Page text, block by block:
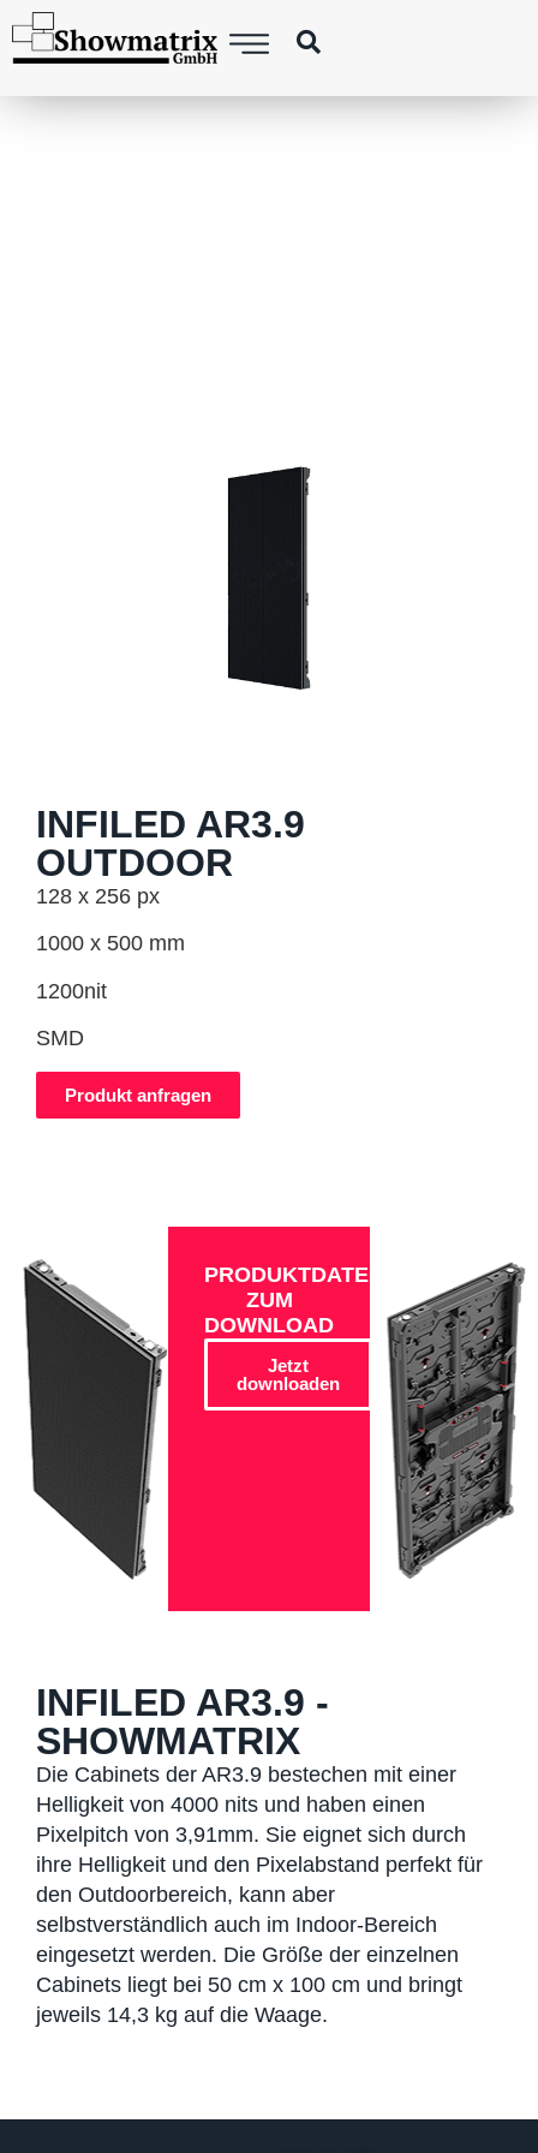
INFILED AR3.9
OUTDOOR
128 x 256 px
1000 x 500 mm
1200nit
SMD
Produkt anfragen
PRODUKTDATEN
ZUM
DOWNLOAD
Jetzt
downloaden
INFILED AR3.9 -
SHOWMATRIX
Die Cabinets der AR3.9 bestechen mit einer
Helligkeit von 4000 nits und haben einen
Pixelpitch von 3,91mm. Sie eignet sich durch
ihre Helligkeit und den Pixelabstand perfekt für
den Outdoorbereich, kann aber
selbstverständlich auch im Indoor-Bereich
eingesetzt werden. Die Größe der einzelnen
Cabinets liegt bei 50 cm x 100 cm und bringt
jeweils 14,3 kg auf die Waage.